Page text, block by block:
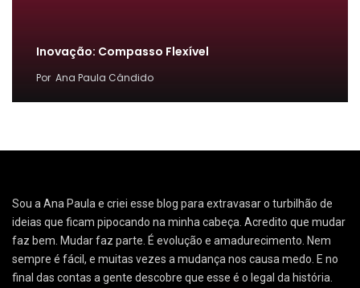
Inovação: Compasso Flexível
Por Ana Paula Cândido
Sou a Ana Paula e criei esse blog para extravasar o turbilhão de
ideias que ficam pipocando na minha cabeça. Acredito que mudar
faz bem. Mudar faz parte. É evolução e amadurecimento. Nem
sempre é fácil, e muitas vezes a mudança nos causa medo. E no
final das contas a gente descobre que esse é o legal da história.